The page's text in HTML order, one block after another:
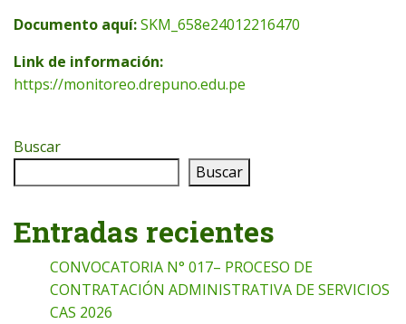
Documento aquí:SKM_658e24012216470
Link de información:
https://monitoreo.drepuno.edu.pe
Buscar
Buscar
Entradas recientes
CONVOCATORIA N° 017– PROCESO DE
CONTRATACIÓN ADMINISTRATIVA DE SERVICIOS
CAS 2026